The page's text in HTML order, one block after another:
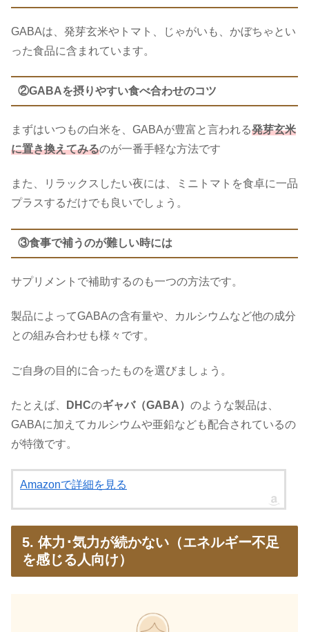
GABAは、発芽玄米やトマト、じゃがいも、かぼちゃとい
った食品に含まれています。
②GABAを摂りやすい食べ合わせのコツ
まずはいつもの白米を、GABAが豊富と言われる発芽玄米
に置き換えてみるのが一番手軽な方法です
また、リラックスしたい夜には、ミニトマトを食卓に一品
プラスするだけでも良いでしょう。
③食事で補うのが難しい時には
サプリメントで補助するのも一つの方法です。
製品によってGABAの含有量や、カルシウムなど他の成分
との組み合わせも様々です。
ご自身の目的に合ったものを選びましょう。
たとえば、 DHCのギャバ（GABA） のような製品は、
GABAに加えてカルシウムや亜鉛なども配合されているの
が特徴です。
Amazonで詳細を見る
5. 体力･気力が続かない（エネルギー不足
を感じる人向け）